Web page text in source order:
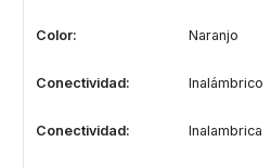
Color: Naranjo
Conectividad: Inalámbrico
Conectividad: Inalambrica